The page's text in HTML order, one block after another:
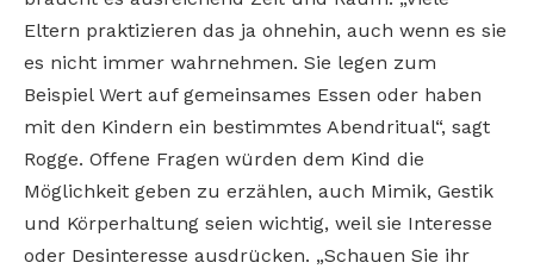
Eltern praktizieren das ja ohnehin, auch wenn es sie
es nicht immer wahrnehmen. Sie legen zum
Beispiel Wert auf gemeinsames Essen oder haben
mit den Kindern ein bestimmtes Abendritual“, sagt
Rogge. Offene Fragen würden dem Kind die
Möglichkeit geben zu erzählen, auch Mimik, Gestik
und Körperhaltung seien wichtig, weil sie Interesse
oder Desinteresse ausdrücken. „Schauen Sie ihr